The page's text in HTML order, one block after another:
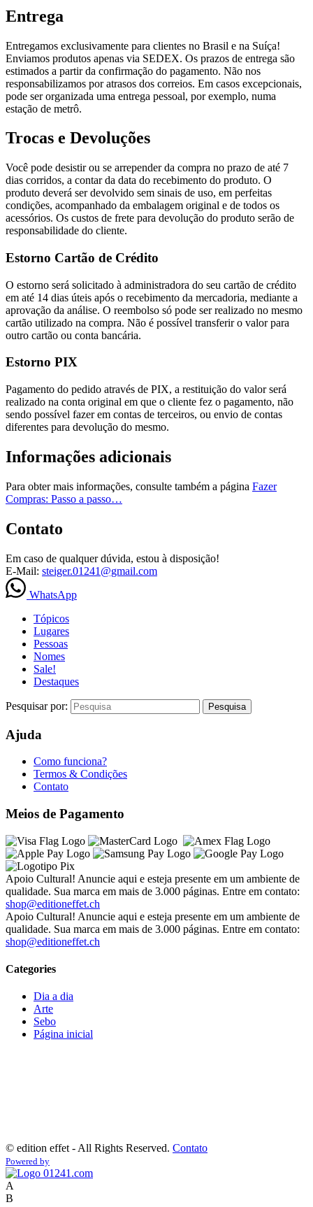
Entrega
Entregamos exclusivamente para clientes no Brasil e na Suíça!
Enviamos produtos apenas via SEDEX. Os prazos de entrega são
estimados a partir da confirmação do pagamento. Não nos
responsabilizamos por atrasos dos correios. Em casos excepcionais,
pode ser organizada uma entrega pessoal, por exemplo, numa
estação de metrô.
Trocas e Devoluções
Você pode desistir ou se arrepender da compra no prazo de até 7
dias corridos, a contar da data do recebimento do produto. O
produto deverá ser devolvido sem sinais de uso, em perfeitas
condições, acompanhado da embalagem original e de todos os
acessórios. Os custos de frete para devolução do produto serão de
responsabilidade do cliente.
Estorno Cartão de Crédito
O estorno será solicitado à administradora do seu cartão de crédito
em até 14 dias úteis após o recebimento da mercadoria, mediante a
aprovação da análise. O reembolso só pode ser realizado no mesmo
cartão utilizado na compra. Não é possível transferir o valor para
outro cartão ou conta bancária.
Estorno PIX
Pagamento do pedido através de PIX, a restituição do valor será
realizado na conta original em que o cliente fez o pagamento, não
sendo possível fazer em contas de terceiros, ou envio de contas
diferentes para devolução do mesmo.
Informações adicionais
Para obter mais informações, consulte também a página Fazer
Compras: Passo a passo…
Contato
Em caso de qualquer dúvida, estou à disposição!
E-Mail: steiger.01241@gmail.com
WhatsApp
Tópicos
Lugares
Pessoas
Nomes
Sale!
Destaques
Pesquisar por:
Ajuda
Como funciona?
Termos & Condições
Contato
Meios de Pagamento
Apoio Cultural! Anuncie aqui e esteja presente em um ambiente de
qualidade. Sua marca em mais de 3.000 páginas. Entre em contato:
shop@editioneffet.ch
Apoio Cultural! Anuncie aqui e esteja presente em um ambiente de
qualidade. Sua marca em mais de 3.000 páginas. Entre em contato:
shop@editioneffet.ch
Categories
Dia a dia
Arte
Sebo
Página inicial
© edition effet - All Rights Reserved. Contato
Powered by
A
B